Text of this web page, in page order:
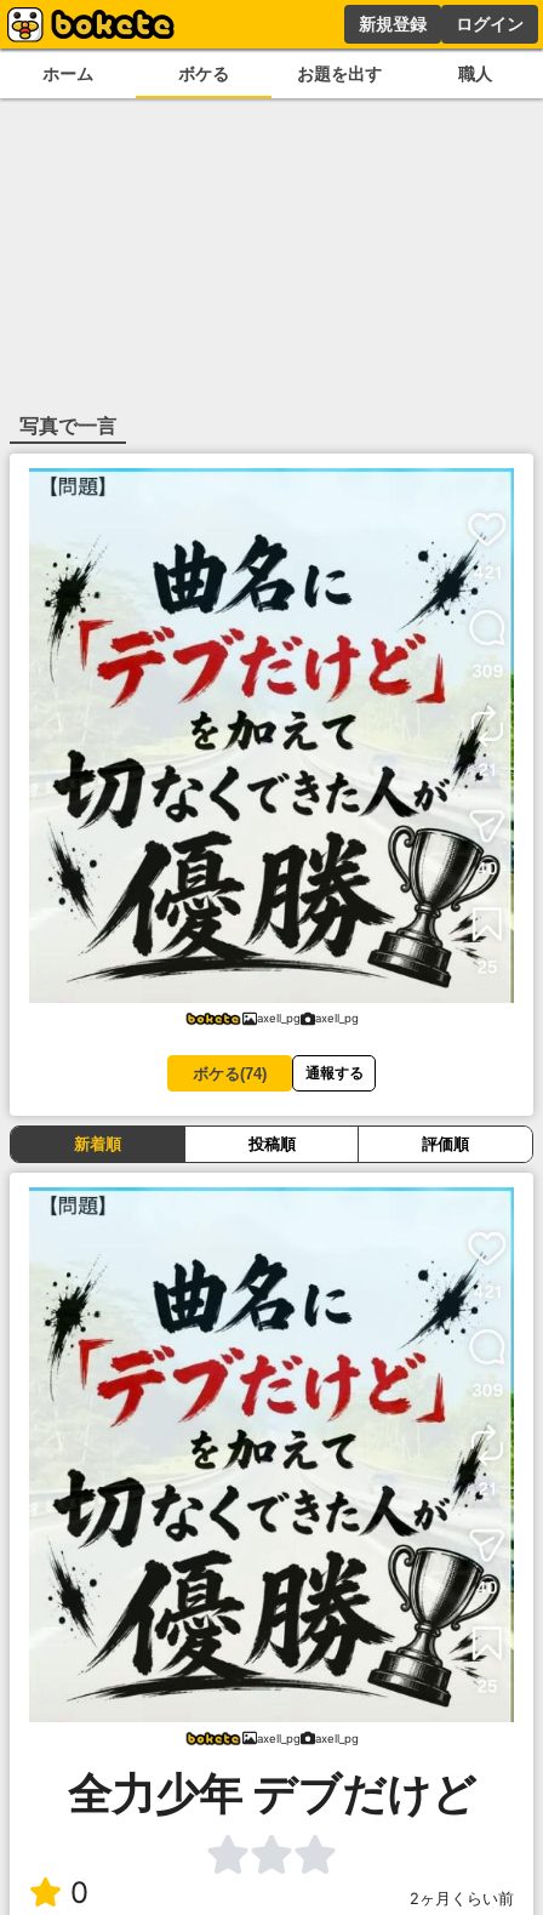
新規登録 ログイン
ホーム ボケる お題を出す 職人
写真で一言
axell_pg axell_pg
ボケる(74) 通報する
新着順 投稿順 評価順
axell_pg axell_pg
全力少年 デブだけど
0 2ヶ月くらい前